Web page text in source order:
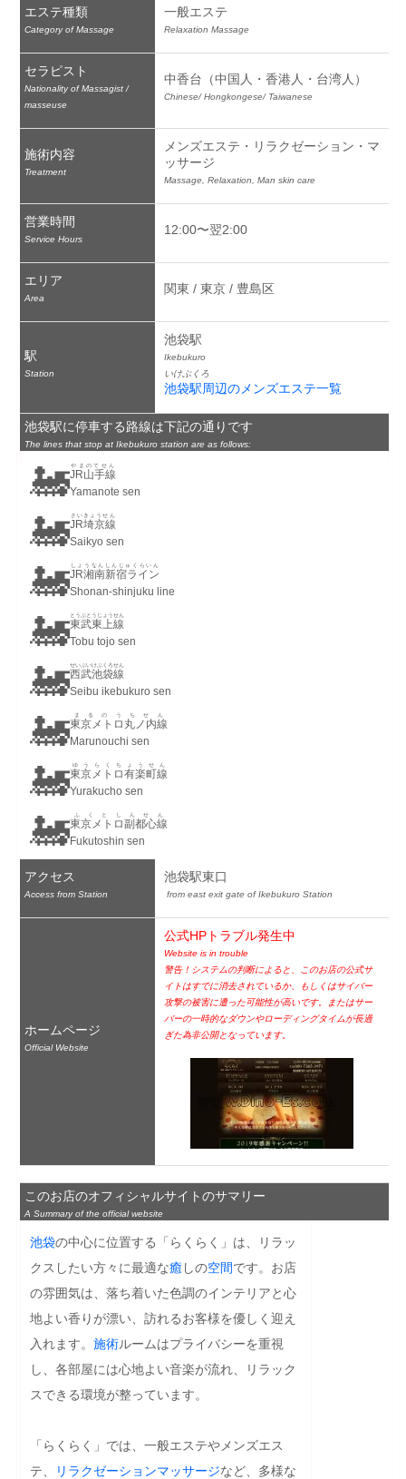
エステ種類
Category of Massage
一般エステ
Relaxation Massage
セラピスト
Nationality of Massagist /
masseuse
中香台（中国人・香港人・台湾人）
Chinese/ Hongkongese/ Taiwanese
施術内容
Treatment
メンズエステ・リラクゼーション・マ
ッサージ
Massage, Relaxation, Man skin care
営業時間
Service Hours
12:00〜翌2:00
エリア
Area
関東 / 東京 / 豊島区
駅
Station
池袋駅
Ikebukuro
いけぶくろ
池袋駅周辺のメンズエステ一覧
池袋駅に停車する路線は下記の通りです
The lines that stop at Ikebukuro station are as follows:
🚂JR山手線
やまのてせん
Yamanote sen
🚂JR埼京線
さいきょうせん
Saikyo sen
🚂JR湘南新宿ライン
しょうなんしんじゅくらいん
Shonan-shinjuku line
🚂東武東上線
とうぶとうじょうせん
Tobu tojo sen
🚂西武池袋線
せいぶいけぶくろせん
Seibu ikebukuro sen
🚂東京メトロ丸ノ内線
まるのうちせん
Marunouchi sen
🚂東京メトロ有楽町線
ゆうらくちょうせん
Yurakucho sen
🚂東京メトロ副都心線
ふくとしんせん
Fukutoshin sen
アクセス
Access from Station
池袋駅東口
from east exit gate of Ikebukuro Station
ホームページ
Official Website
公式HPトラブル発生中
Website is in trouble
警告！システムの判断によると、このお店の公式サ
イトはすでに消去されているか、もしくはサイバー
攻撃の被害に遭った可能性が高いです。またはサー
バーの一時的なダウンやローディングタイムが長過
ぎた為非公開となっています。
このお店のオフィシャルサイトのサマリー
A Summary of the official website
池袋の中心に位置する「らくらく」は、リラッ
クスしたい方々に最適な癒 しの空間です。お店
の雰囲気は、落ち着いた色調のインテリアと心
地よい香りが漂い、訪れるお客様を優しく迎え
入れます。 施術ルームはプライバシーを重視
し、各部屋には心地よい音楽が流れ、リラック
スできる環境が整っています。
「らくらく」では、一般エステやメンズエス
テ、
リラクゼーションマッサージなど、多様な